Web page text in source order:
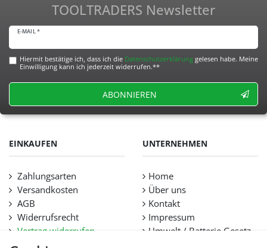
TOOLTRADERS Newsletter
E-MAIL *
Hiermit bestätige ich, dass ich die Daten­schutz­erklärunggelesen habe. Meine
Einwilligung kann ich jederzeit widerrufen.**
ABONNIEREN
EINKAUFEN
Zahlungsarten
Versandkosten
AGB
Widerrufsrecht
Vertrag widerrufen
Datenschutz
UNTERNEHMEN
Home
Über uns
Kontakt
Impressum
Umwelt / Batterie Gesetz